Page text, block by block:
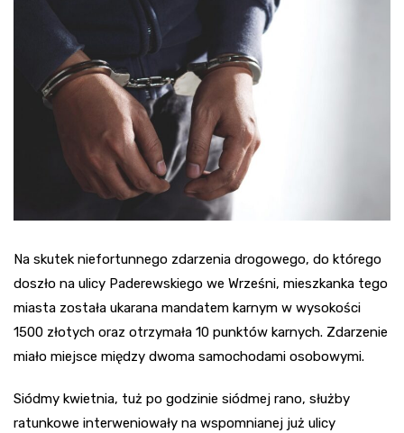
Na skutek niefortunnego zdarzenia drogowego, do którego
doszło na ulicy Paderewskiego we Wrześni, mieszkanka tego
miasta została ukarana mandatem karnym w wysokości
1500 złotych oraz otrzymała 10 punktów karnych. Zdarzenie
miało miejsce między dwoma samochodami osobowymi.
Siódmy kwietnia, tuż po godzinie siódmej rano, służby
ratunkowe interweniowały na wspomnianej już ulicy